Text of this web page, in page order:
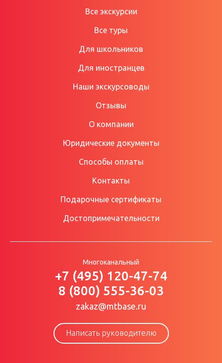
Все экскурсии
Все туры
Для школьников
Для иностранцев
Наши экскурсоводы
Отзывы
О компании
Юридические документы
Способы оплаты
Контакты
Подарочные сертификаты
Достопримечательности
Многоканальный
+7 (495) 120-47-74
8 (800) 555-36-03
zakaz@mtbase.ru
Написать руководителю